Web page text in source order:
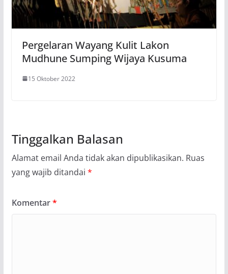
Pergelaran Wayang Kulit Lakon
Mudhune Sumping Wijaya Kusuma
15 Oktober 2022
Tinggalkan Balasan
Alamat email Anda tidak akan dipublikasikan. Ruas
yang wajib ditandai *
Komentar*